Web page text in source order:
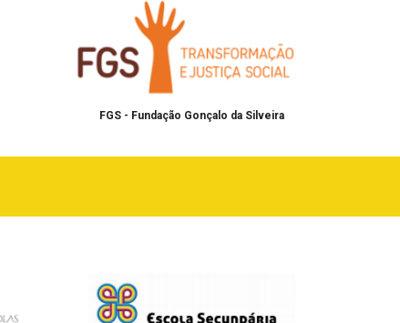
FGS - Fundação Gonçalo da Silveira